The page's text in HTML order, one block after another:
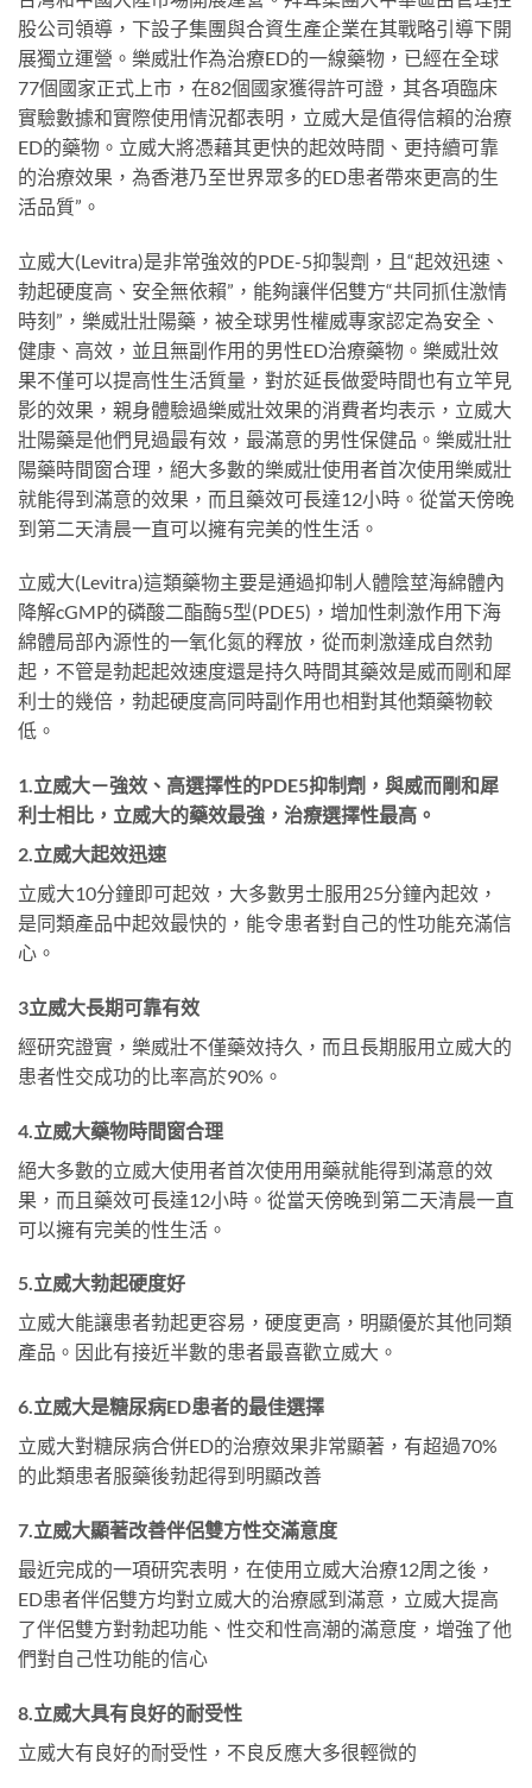
股公司領導，下設子集團與合資生產企業在其戰略引導下開
展獨立運營。樂威壯作為治療ED的一線藥物，已經在全球
77個國家正式上市，在82個國家獲得許可證，其各項臨床
實驗數據和實際使用情況都表明，立威大是值得信賴的治療
ED的藥物。立威大將憑藉其更快的起效時間、更持續可靠
的治療效果，為香港乃至世界眾多的ED患者帶來更高的生
活品質”。
立威大(Levitra)是非常強效的PDE-5抑製劑，且“起效迅速、
勃起硬度高、安全無依賴”，能夠讓伴侶雙方“共同抓住激情
時刻”，樂威壯壯陽藥，被全球男性權威專家認定為安全、
健康、高效，並且無副作用的男性ED治療藥物。樂威壯效
果不僅可以提高性生活質量，對於延長做愛時間也有立竿見
影的效果，親身體驗過樂威壯效果的消費者均表示，立威大
壯陽藥是他們見過最有效，最滿意的男性保健品。樂威壯壯
陽藥時間窗合理，絕大多數的樂威壯使用者首次使用樂威壯
就能得到滿意的效果，而且藥效可長達12小時。從當天傍晚
到第二天清晨一直可以擁有完美的性生活。
立威大(Levitra)這類藥物主要是通過抑制人體陰莖海綿體內
降解cGMP的磷酸二酯酶5型(PDE5)，增加性刺激作用下海
綿體局部內源性的一氧化氮的釋放，從而刺激達成自然勃
起，不管是勃起起效速度還是持久時間其藥效是威而剛和犀
利士的幾倍，勃起硬度高同時副作用也相對其他類藥物較
低。
1.立威大－強效、高選擇性的PDE5抑制劑，與威而剛和犀
利士相比，立威大的藥效最強，治療選擇性最高。
2.立威大起效迅速
立威大10分鐘即可起效，大多數男士服用25分鐘內起效，
是同類產品中起效最快的，能令患者對自己的性功能充滿信
心。
3立威大長期可靠有效
經研究證實，樂威壯不僅藥效持久，而且長期服用立威大的
患者性交成功的比率高於90%。
4.立威大藥物時間窗合理
絕大多數的立威大使用者首次使用用藥就能得到滿意的效
果，而且藥效可長達12小時。從當天傍晚到第二天清晨一直
可以擁有完美的性生活。
5.立威大勃起硬度好
立威大能讓患者勃起更容易，硬度更高，明顯優於其他同類
產品。因此有接近半數的患者最喜歡立威大。
6.立威大是糖尿病ED患者的最佳選擇
立威大對糖尿病合併ED的治療效果非常顯著，有超過70%
的此類患者服藥後勃起得到明顯改善
7.立威大顯著改善伴侶雙方性交滿意度
最近完成的一項研究表明，在使用立威大治療12周之後，
ED患者伴侶雙方均對立威大的治療感到滿意，立威大提高
了伴侶雙方對勃起功能、性交和性高潮的滿意度，增強了他
們對自己性功能的信心
8.立威大具有良好的耐受性
立威大有良好的耐受性，不良反應大多很輕微的